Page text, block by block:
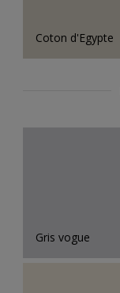
Coton d'Egypte
Gris vogue